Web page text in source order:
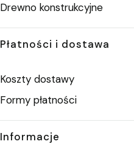
Drewno konstrukcyjne
Płatności i dostawa
Koszty dostawy
Formy płatności
Informacje